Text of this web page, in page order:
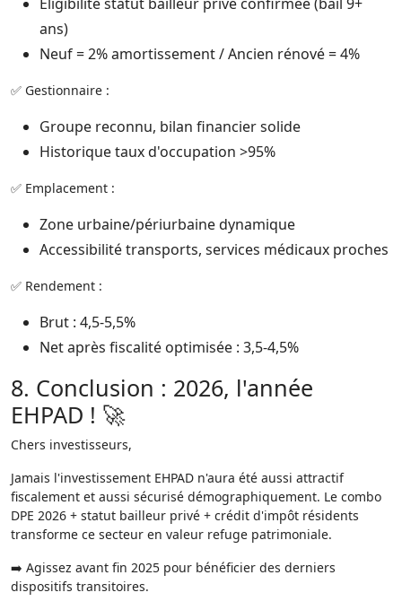
ans)​
Neuf = 2% amortissement / Ancien rénové = 4%​
✅ Gestionnaire :
Groupe reconnu, bilan financier solide​
Historique taux d'occupation >95%​
✅ Emplacement :
Zone urbaine/périurbaine dynamique​
Accessibilité transports, services médicaux proches​
✅ Rendement :
Brut : 4,5-5,5%​
Net après fiscalité optimisée : 3,5-4,5%​
8. Conclusion : 2026, l'année
EHPAD ! 🚀
Chers investisseurs,
Jamais l'investissement EHPAD n'aura été aussi attractif
fiscalement et aussi sécurisé démographiquement. Le combo
DPE 2026 + statut bailleur privé + crédit d'impôt résidents
transforme ce secteur en valeur refuge patrimoniale.
➡️ Agissez avant fin 2025 pour bénéficier des derniers
dispositifs transitoires.